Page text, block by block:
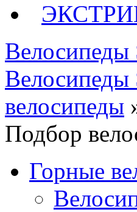
Велосипеды
Велосипеды
велосипеды
Подбор
Горные